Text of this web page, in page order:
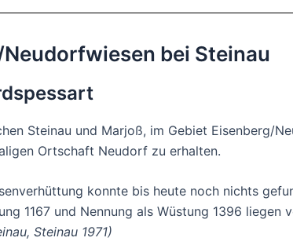
bei Steinau
Steinau und Marjoß, im Gebiet Eisenberg/
Ortschaft Neudorf zu erhalten.
konnte bis heute noch nichts
1167 und Nennung als Wüstung 1396 liegen
Steinau 1971)